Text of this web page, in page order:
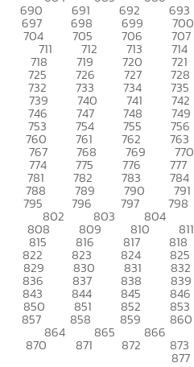
690 691 692 693
697 698 699 700
704 705 706 707
711 712 713 714
718 719 720 721
725 726 727 728
732 733 734 735
739 740 741 742
746 747 748 749
753 754 755 756
760 761 762 763
767 768 769 770
774 775 776 777
781 782 783 784
788 789 790 791
795 796 797 798
802 803 804
808 809 810 811
815 816 817 818
822 823 824 825
829 830 831 832
836 837 838 839
843 844 845 846
850 851 852 853
857 858 859 860
864 865 866
870 871 872 873
877